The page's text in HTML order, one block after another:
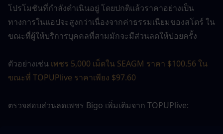
โปรโมชันที่กำลังดำเนินอยู่ โดยปกติแล้วราคาอย่างเป็น
ทางการในแอปจะสูงกว่าเนื่องจากค่าธรรมเนียมของสโตร์ ใน
ขณะที่ผู้ให้บริการบุคคลที่สามมักจะมีส่วนลดให้บ่อยครั้ง
ตัวอย่างเช่น เพชร 5,000 เม็ดใน SEAGM ราคา $100.56 ใน
ขณะที่ TOPUPlive ราคาเพียง $97.60
ตรวจสอบส่วนลดเพชร Bigo เพิ่มเติมจาก TOPUPlive: